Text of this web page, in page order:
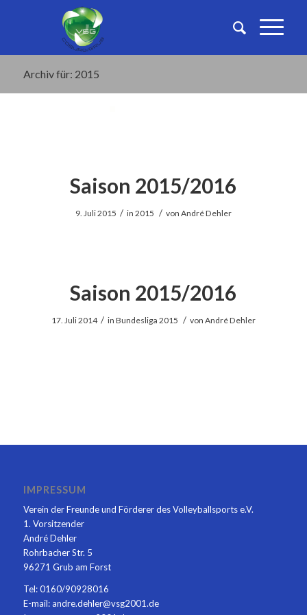
Archiv für: 2015
Saison 2015/2016
9. Juli 2015 / in 2015 / von André Dehler
Saison 2015/2016
17. Juli 2014 / in Bundesliga 2015 / von André Dehler
IMPRESSUM
Verein der Freunde und Förderer des Volleyballsports e.V.
1. Vorsitzender
André Dehler
Rohrbacher Str. 5
96271 Grub am Forst
Tel: 0160/90928016
E-mail: andre.dehler@vsg2001.de